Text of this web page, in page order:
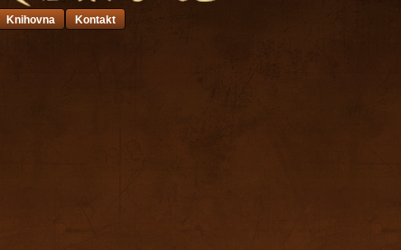
Knihovna Kontakt